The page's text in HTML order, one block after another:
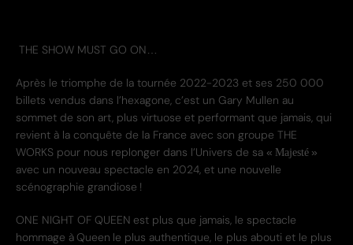
THE SHOW MUST GO ON…
Après le triomphe de la tournée 2022-2023 et ses 250 000
billets vendus dans l’hexagone, c’est un Gary Mullen au
sommet de son art, plus virtuose et performant que jamais, qui
revient à la conquête de la France avec son groupe THE
WORKS pour nous replonger dans l’Univers de sa « Majesté »
avec un nouveau spectacle en 2024, et une nouvelle
scénographie grandiose !
ONE NIGHT OF QUEEN est plus que jamais, le spectacle
hommage à Queen le plus authentique, le plus abouti et le plus